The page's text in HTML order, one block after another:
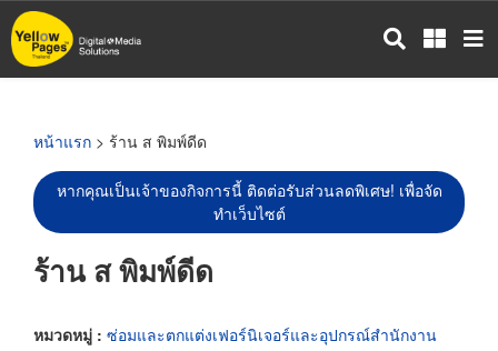
ข้าม
ไป
หน้าแรก > ร้าน ส พิมพ์ดีด
หากคุณเป็นเจ้าของกิจการนี้ ติดต่อรับส่วนลดพิเศษ! เพื่อจัด
ทำเว็บไซต์
ร้าน ส พิมพ์ดีด
หมวดหมู่ : ซ่อมและตกแต่งเฟอร์นิเจอร์และอุปกรณ์สำนักงาน